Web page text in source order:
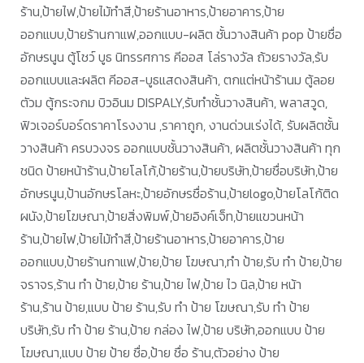
ร้าน,ป้ายไฟ,ป้ายไม้ทำสี,ป้ายร้านอาหาร,ป้ายอาคาร,ป้าย
ออกแบบ,ป้ายร้านกาแฟ,ออกแบบ-ผลิต ชั้นวางสินค้า pop ป้ายชื่อ
อักษรนูน ตู้โชว์ บูธ นิทรรศการ คีออส โล่รางวัล ถ้วยรางวัล,รับ
ออกแบบและผลิต คีออส-บูธแสดงสินค้า, ตกแต่หน้าร้านม ตู้ลอย
ตัวม ตู้กระจกม บิวอินม DISPALY,รับทำชั้นวางสินค้า, พลาสวูด,
ฟิวเจอร์บอร์ดราคาโรงงาน ,ราคาถูก, งานด่วนเร่งได้, รับผลิตชั้น
วางสินค้า ครบวงจร ออกแบบชั้นวางสินค้า, ผลิตชั้นวางสินค้า ทุก
ชนิด ป้ายหน้าร้าน,ป้ายโลโก้,ป้ายร้าน,ป้ายบริษัท,ป้ายชื่อบริษัท,ป้าย
อักษรนูน,ป้านอักษรโลหะ,ป้ายอักษรชื่อร้าน,ป้ายlogo,ป้ายโลโก้ติด
ผนัง,ป้ายโฆษณา,ป้ายสิ่งพิมพ์,ป้ายอิงค์เจ็ท,ป้ายแขวนหน้า
ร้าน,ป้ายไฟ,ป้ายไม้ทำสี,ป้ายร้านอาหาร,ป้ายอาคาร,ป้าย
ออกแบบ,ป้ายร้านกาแฟ,ป้าย,ป้าย โฆษณา,ทำ ป้าย,รับ ทำ ป้าย,ป้าย
จราจร,ร้าน ทำ ป้าย,ป้าย ร้าน,ป้าย ไฟ,ป้าย ไว นิล,ป้าย หน้า
ร้าน,ร้าน ป้าย,แบบ ป้าย ร้าน,รับ ทำ ป้าย โฆษณา,รับ ทำ ป้าย
บริษัท,รับ ทำ ป้าย ร้าน,ป้าย กล่อง ไฟ,ป้าย บริษัท,ออกแบบ ป้าย
โฆษณา,แบบ ป้าย ป้าย ชื่อ,ป้าย ชื่อ ร้าน,ตัวอย่าง ป้าย